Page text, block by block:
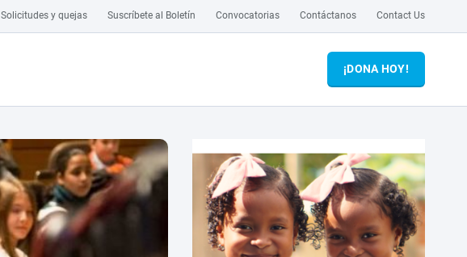
Solicitudes y quejas Suscríbete al Boletín Convocatorias Contáctanos Contact Us
¡DONA HOY!